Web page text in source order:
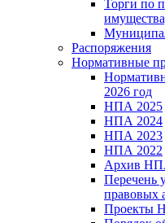
Торги по
Распоряжения
Нормативные
2026 год
НПА 2025
НПА 2024
НПА 2023
НПА 2022
Архив
Перечень
правовых
Проекты